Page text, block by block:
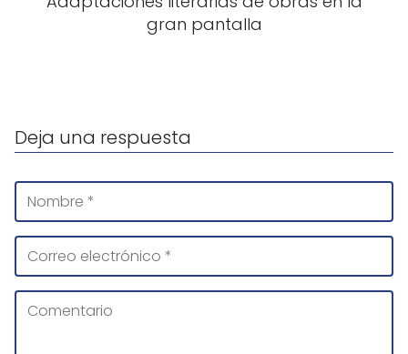
gran pantalla
Deja una respuesta